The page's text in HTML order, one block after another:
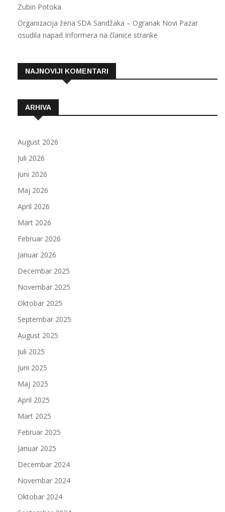
Zubin Potoka
Organizacija žena SDA Sandžaka – Ogranak Novi Pazar
osudila napad Informera na članice stranke
NAJNOVIJI KOMENTARI
ARHIVA
August 2026
Juli 2026
Juni 2026
Maj 2026
April 2026
Mart 2026
Februar 2026
Januar 2026
Decembar 2025
Novembar 2025
Oktobar 2025
Septembar 2025
August 2025
Juli 2025
Juni 2025
Maj 2025
April 2025
Mart 2025
Februar 2025
Januar 2025
Decembar 2024
Novembar 2024
Oktobar 2024